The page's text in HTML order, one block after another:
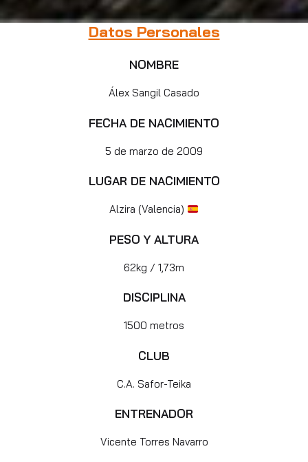
Datos Personales
NOMBRE
Álex Sangil Casado
FECHA DE NACIMIENTO
5 de marzo de 2009
LUGAR DE NACIMIENTO
Alzira (Valencia)
PESO Y ALTURA
62kg / 1,73m
DISCIPLINA
1500 metros
CLUB
C.A. Safor-Teika
ENTRENADOR
Vicente Torres Navarro